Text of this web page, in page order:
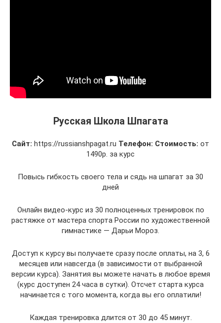
Русская Школа Шпагата
Сайт: https://russianshpagat.ru Телефон: Стоимость: от
1490р. за курс
Повысь гибкость своего тела и сядь на шпагат за 30
дней
Онлайн видео-курс из 30 полноценных тренировок по
растяжке от мастера спорта России по художественной
гимнастике — Дарьи Мороз.
Доступ к курсу вы получаете сразу после оплаты, на 3, 6
месяцев или навсегда (в зависимости от выбранной
версии курса). Занятия вы можете начать в любое время
(курс доступен 24 часа в сутки). Отсчет старта курса
начинается с того момента, когда вы его оплатили!
Каждая тренировка длится от 30 до 45 минут.